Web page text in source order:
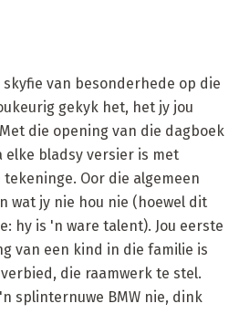
van besonderhede op die
gekyk het, het jy jou
die opening van die dagboek
bladsy versier is met
Oor die algemeen
wat jy nie hou nie (hoewel dit
hy is 'n ware talent). Jou eerste
van een kind in die familie is
die raamwerk te stel.
splinternuwe BMW nie, dink